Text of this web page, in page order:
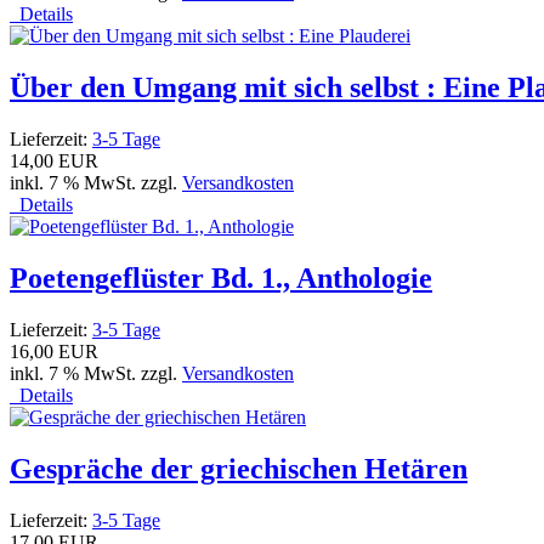
Details
Über den Umgang mit sich selbst : Eine
Lieferzeit: 3-5 Tage
14,00 EUR
inkl. 7 % MwSt. zzgl. Versandkosten
Details
Poetengeflüster Bd. 1., Anthologie
Lieferzeit: 3-5 Tage
16,00 EUR
inkl. 7 % MwSt. zzgl. Versandkosten
Details
Gespräche der griechischen Hetären
Lieferzeit: 3-5 Tage